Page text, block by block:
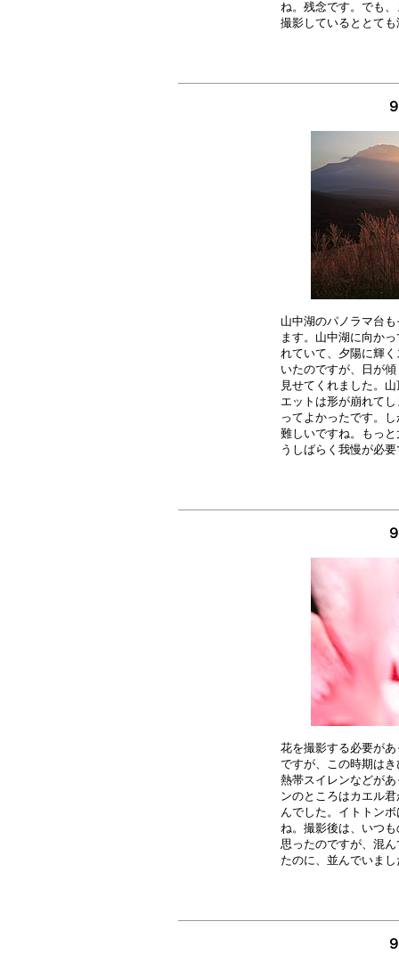
ね。残念です。でも
山中湖のパノラマ台
ます。山中湖に向か
れていて、夕陽に輝
いたのですが、日が
見せてくれました。
エットは形が崩れて
ってよかったです。
難しいですね。もっ
花を撮影する必要が
ですが、この時期は
熱帯スイレンなどが
ンのところはカエル
んでした。イトトン
ね。撮影後は、いつ
思ったのですが、混